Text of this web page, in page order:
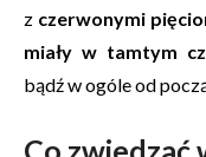
z czerwonymi
miały w tamtym
bądź w ogóle od
Co zwiedzać